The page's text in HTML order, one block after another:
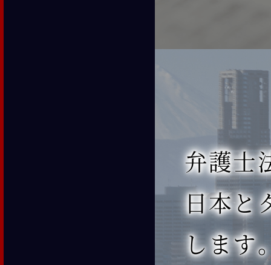
弁護士
日本と
します